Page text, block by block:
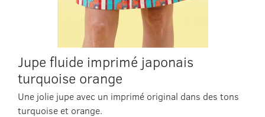
Jupe fluide imprimé japonais
turquoise orange
Une jolie jupe avec un imprimé original dans des tons
turquoise et orange.